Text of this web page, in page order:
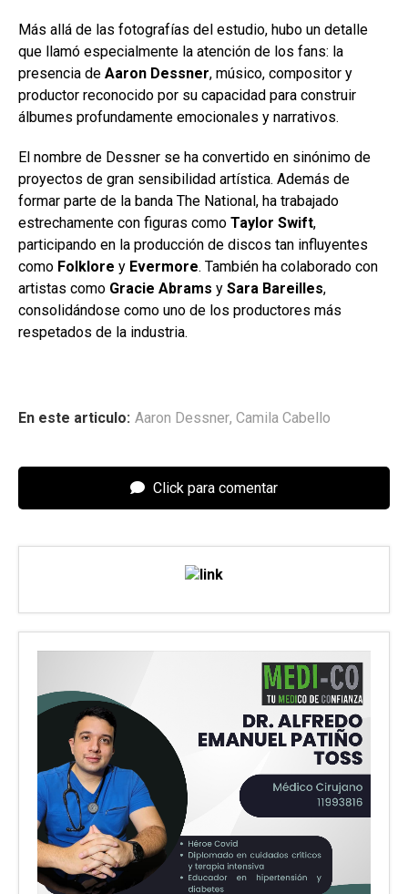
Más allá de las fotografías del estudio, hubo un detalle
que llamó especialmente la atención de los fans: la
presencia de Aaron Dessner, músico, compositor y
productor reconocido por su capacidad para construir
álbumes profundamente emocionales y narrativos.
El nombre de Dessner se ha convertido en sinónimo de
proyectos de gran sensibilidad artística. Además de
formar parte de la banda The National, ha trabajado
estrechamente con figuras como Taylor Swift,
participando en la producción de discos tan influyentes
como Folklore y Evermore. También ha colaborado con
artistas como Gracie Abrams y Sara Bareilles,
consolidándose como uno de los productores más
respetados de la industria.
En este articulo: Aaron Dessner, Camila Cabello
Click para comentar